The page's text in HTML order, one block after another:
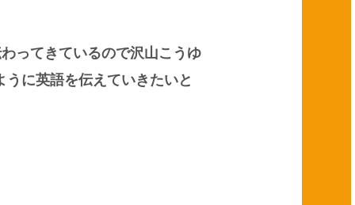
ってきているので沢山こうゆ
に英語を伝えていきたいと